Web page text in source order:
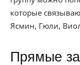
которые
Ясмин, Гюли,
Прямые